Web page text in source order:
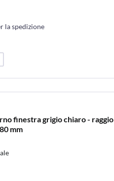
la spedizione
finestra grigio chiaro - raggio
mm